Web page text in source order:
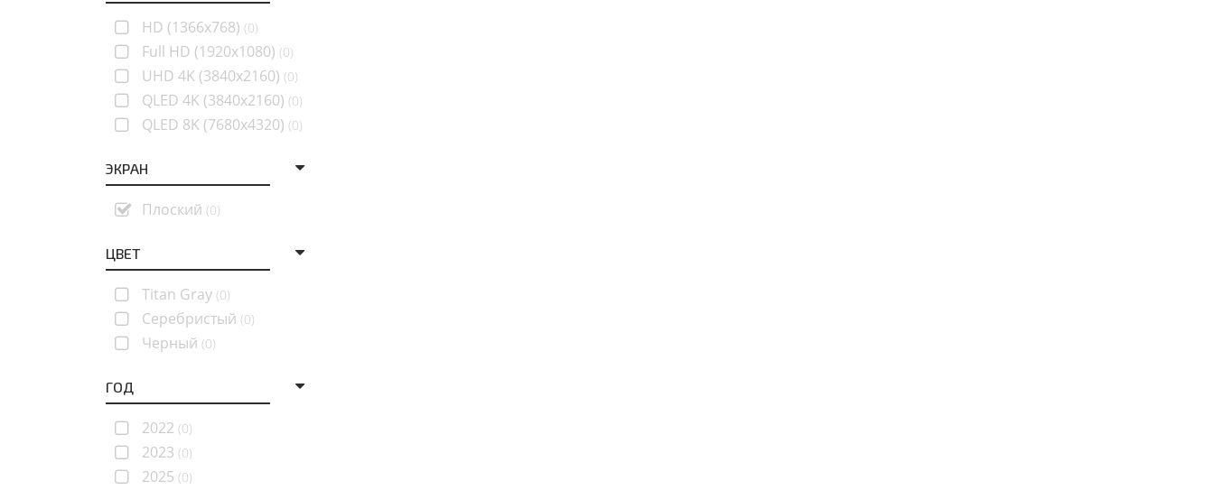
HD (1366x768) (0)
Full HD (1920x1080) (0)
UHD 4K (3840x2160) (0)
QLED 4K (3840x2160) (0)
QLED 8K (7680x4320) (0)
ЭКРАН
Плоский (0)
ЦВЕТ
Titan Gray (0)
Серебристый (0)
Черный (0)
ГОД
2022 (0)
2023 (0)
2025 (0)